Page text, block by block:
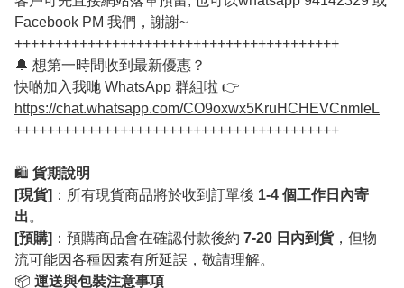
Facebook PM 我們，謝謝~
++++++++++++++++++++++++++++++++++++++++
🔔 想第一時間收到最新優惠？
快啲加入我哋 WhatsApp 群組啦 👉
https://chat.whatsapp.com/CO9oxwx5KruHCHEVCnmleL
++++++++++++++++++++++++++++++++++++++++
🛍️ 貨期說明
[現貨] ：所有現貨商品將於收到訂單後 1-4 個工作日內寄
出。
[預購] ：預購商品會在確認付款後約 7-20 日內到貨，但物
流可能因各種因素有所延誤，敬請理解。
📦 運送與包裝注意事項